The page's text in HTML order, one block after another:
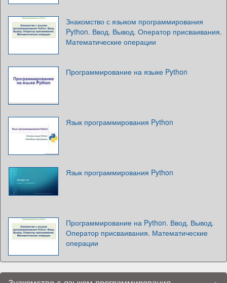
Знакомство с языком программирования
Python. Ввод. Вывод. Оператор присваивания.
Математические операции
Программирование на языке Python
Язык программирования Python
Язык программирования Python
Программирование на Python. Ввод. Вывод.
Оператор присваивания. Математические
операции